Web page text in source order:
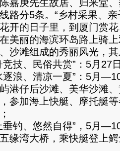
嘉庚先生故居、归来堂
分5条。“乡村采果、亲
开的日子里，到厦门赏
美丽的海滨环岛路上骑
沙滩组成的秀丽风光，
技、民俗共赏”：5月27
、清凉一夏”：5月
港仔后沙滩、美华沙滩
参加海上快艇、摩托艇
、悠然自得”，5月
缘湾大桥，乘快艇登上